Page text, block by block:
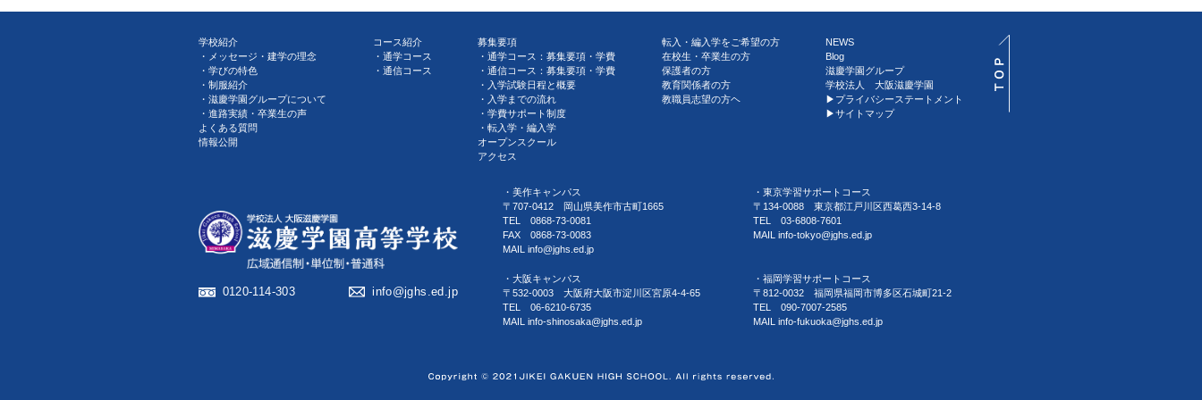
学校紹介
メッセージ・建学の理念
学びの特色
制服紹介
滋慶学園グループについて
進路実績・卒業生の声
よくある質問
情報公開
コース紹介
通学コース
通信コース
募集要項
通学コース：募集要項・学費
通信コース：募集要項・学費
入学試験日程と概要
入学までの流れ
学費サポート制度
転入学・編入学
オープンスクール
アクセス
転入・編入学をご希望の方
在校生・卒業生の方
保護者の方
教育関係者の方
教職員志望の方ヘ
NEWS
Blog
滋慶学園グループ
学校法人 大阪滋慶学園
▶︎プライバシーステートメント
▶︎サイトマップ
0120-114-303 info@jghs.ed.jp
・美作キャンパス
〒707-0412 岡山県美作市古町1665
TEL 0868-73-0081
FAX 0868-73-0083
MAIL info@jghs.ed.jp
・東京学習サポートコース
〒134-0088 東京都江戸川区西葛西3-14-8
TEL 03-6808-7601
MAIL info-tokyo@jghs.ed.jp
・大阪キャンパス
〒532-0003 大阪府大阪市淀川区宮原4-4-65
TEL 06-6210-6735
MAIL info-shinosaka@jghs.ed.jp
・福岡学習サポートコース
〒812-0032 福岡県福岡市博多区石城町21-2
TEL 090-7007-2585
MAIL info-fukuoka@jghs.ed.jp